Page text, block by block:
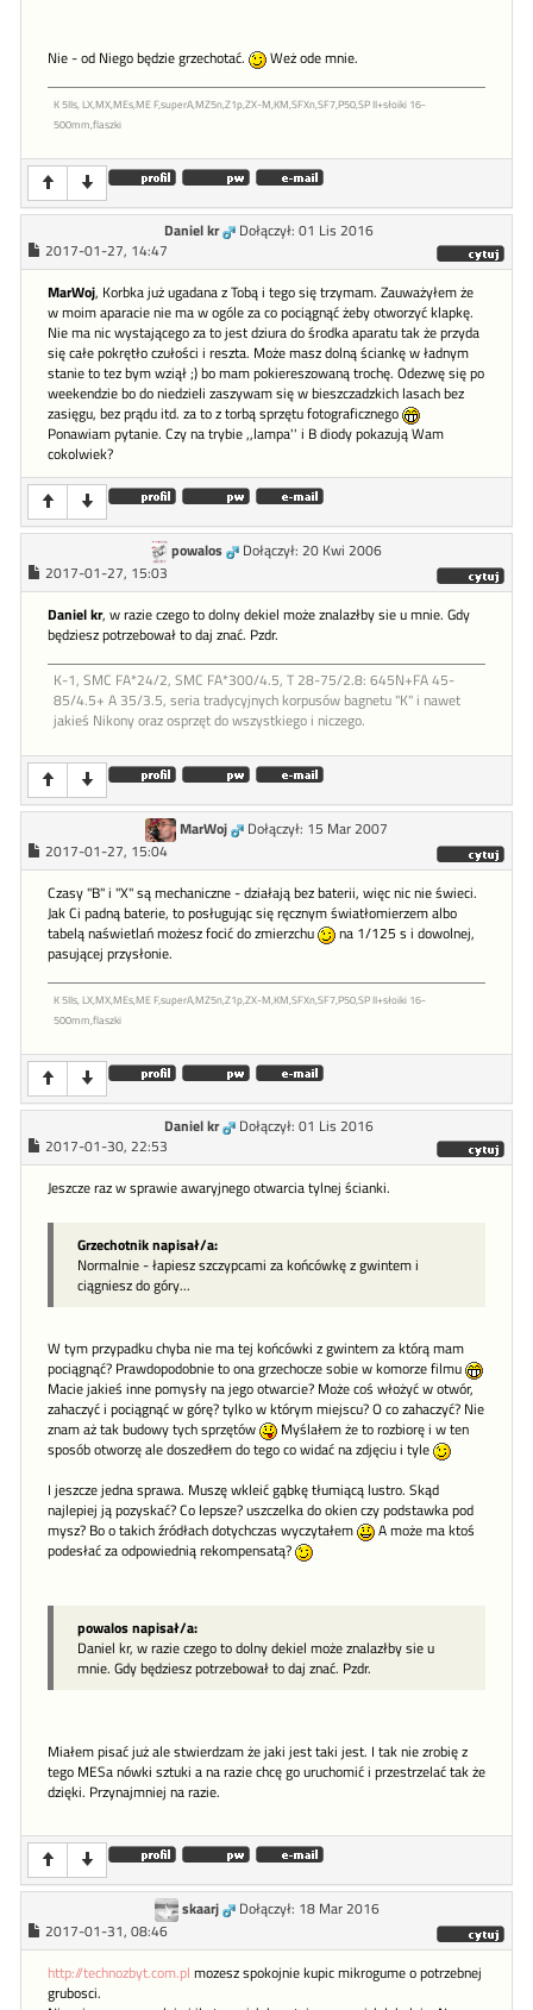
Nie - od Niego będzie grzechotać. Weż ode mnie.
K 5IIs, LX,MX,MEs,ME F,superA,MZ5n,Z1p,ZX-M,KM,SFXn,SF7,P50,SP II+słoiki 16-
500mm,flaszki
Daniel kr
Dołączył: 01 Lis 2016
2017-01-27, 14:47
MarWoj, Korbka już ugadana z Tobą i tego się trzymam. Zauważyłem że
w moim aparacie nie ma w ogóle za co pociągnąć żeby otworzyć klapkę.
Nie ma nic wystającego za to jest dziura do środka aparatu tak że przyda
się całe pokrętło czułości i reszta. Może masz dolną ściankę w ładnym
stanie to tez bym wziął ;) bo mam pokiereszowaną trochę. Odezwę się po
weekendzie bo do niedzieli zaszywam się w bieszczadzkich lasach bez
zasięgu, bez prądu itd. za to z torbą sprzętu fotograficznego
Ponawiam pytanie. Czy na trybie ,,lampa'' i B diody pokazują Wam
cokolwiek?
powalos
Dołączył: 20 Kwi 2006
2017-01-27, 15:03
Daniel kr, w razie czego to dolny dekiel może znalazłby sie u mnie. Gdy
będziesz potrzebował to daj znać. Pzdr.
K-1, SMC FA*24/2, SMC FA*300/4.5, T 28-75/2.8: 645N+FA 45-
85/4.5+ A 35/3.5, seria tradycyjnych korpusów bagnetu "K" i nawet
jakieś Nikony oraz osprzęt do wszystkiego i niczego.
MarWoj
Dołączył: 15 Mar 2007
2017-01-27, 15:04
Czasy "B" i "X" są mechaniczne - działają bez baterii, więc nic nie świeci.
Jak Ci padną baterie, to posługując się ręcznym światłomierzem albo
tabelą naświetlań możesz focić do zmierzchu
na 1/125 s i dowolnej,
pasującej przysłonie.
K 5IIs, LX,MX,MEs,ME F,superA,MZ5n,Z1p,ZX-M,KM,SFXn,SF7,P50,SP II+słoiki 16-
500mm,flaszki
Daniel kr
Dołączył: 01 Lis 2016
2017-01-30, 22:53
Jeszcze raz w sprawie awaryjnego otwarcia tylnej ścianki.
Grzechotnik napisał/a:
Normalnie - łapiesz szczypcami za końcówkę z gwintem i
ciągniesz do góry...
W tym przypadku chyba nie ma tej końcówki z gwintem za którą mam
pociągnąć? Prawdopodobnie to ona grzechocze sobie w komorze filmu
Macie jakieś inne pomysły na jego otwarcie? Może coś włożyć w otwór,
zahaczyć i pociągnąć w górę? tylko w którym miejscu? O co zahaczyć? Nie
znam aż tak budowy tych sprzętów
Myślałem że to rozbiorę i w ten
sposób otworzę ale doszedłem do tego co widać na zdjęciu i tyle
I jeszcze jedna sprawa. Muszę wkleić gąbkę tłumiącą lustro. Skąd
najlepiej ją pozyskać? Co lepsze? uszczelka do okien czy podstawka pod
mysz? Bo o takich źródłach dotychczas wyczytałem
A może ma ktoś
podesłać za odpowiednią rekompensatą?
powalos napisał/a:
Daniel kr, w razie czego to dolny dekiel może znalazłby sie u
mnie. Gdy będziesz potrzebował to daj znać. Pzdr.
Miałem pisać już ale stwierdzam że jaki jest taki jest. I tak nie zrobię z
tego MESa nówki sztuki a na razie chcę go uruchomić i przestrzelać tak że
dzięki. Przynajmniej na razie.
skaarj
Dołączył: 18 Mar 2016
2017-01-31, 08:46
http://technozbyt.com.pl mozesz spokojnie kupic mikrogume o potrzebnej
grubosci.